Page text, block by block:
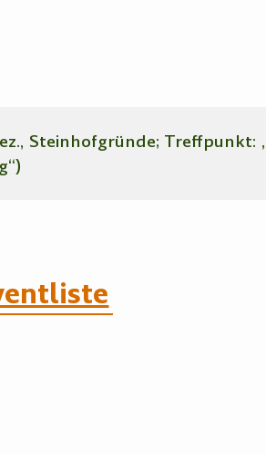
Steinhofgründe; Treffpunkt: